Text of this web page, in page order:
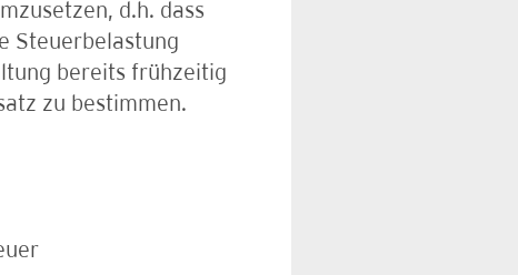
d.h. dass
Steuerbelastung
bereits frühzeitig
zu bestimmen.